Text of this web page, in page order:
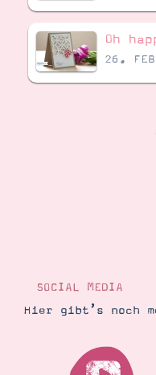
Tipps &
Oh
26.
SOCIAL MEDIA
Hier gibt’s noch